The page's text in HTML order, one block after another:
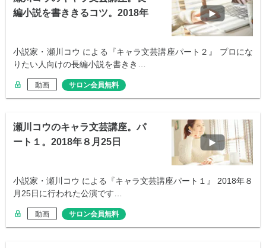
編小説を書ききるコツ。2018年
小説家・瀬川コウ による『キャラ文芸講座パート２』 プロにな
りたい人向けの長編小説を書きき…
動画 サロン会員無料
瀬川コウのキャラ文芸講座。パ
ート１。2018年８月25日
小説家・瀬川コウ による『キャラ文芸講座パート１』 2018年８
月25日に行われた公演です…
動画 サロン会員無料